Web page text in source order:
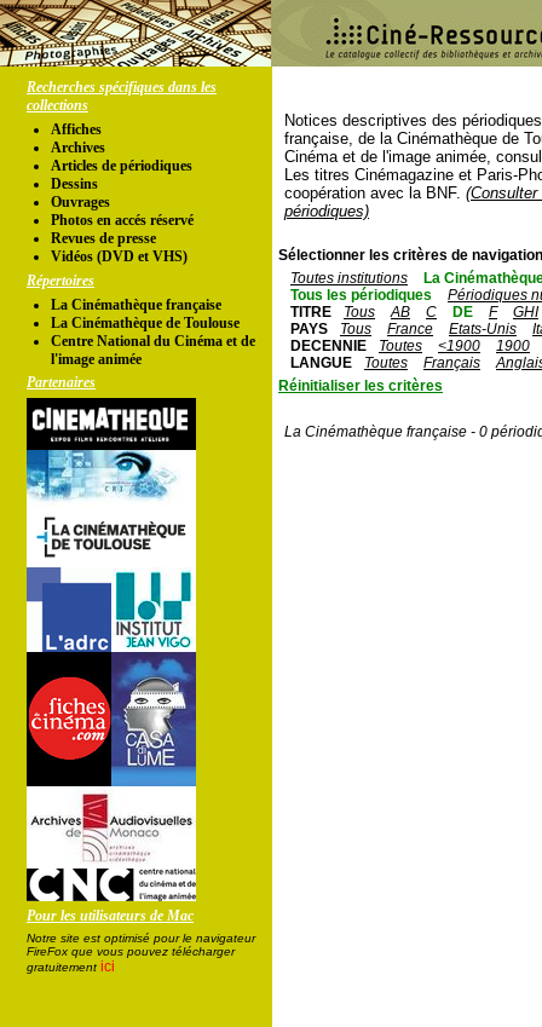
Recherches spécifiques dans les
collections
Affiches
Archives
Articles de périodiques
Dessins
Ouvrages
Photos en accés réservé
Revues de presse
Vidéos (DVD et VHS)
Répertoires
La Cinémathèque française
La Cinémathèque de Toulouse
Centre National du Cinéma et de
l'image animée
Partenaires
Pour les utilisateurs de Mac
Notre site est optimisé pour le navigateur
FireFox que vous pouvez télécharger
gratuitement ici
Notices descriptives des
française, de la Cinémathèque de
Cinéma et de l'image animée,
Les titres Cinémagazine et Paris-
coopération avec la BNF.
périodiques)
Sélectionner les critères de
Toutes institutions
La
Tous les périodiques
Périodiques
TITRE
Tous AB C DE F
GHI
PAYS
Tous France Etats-Unis
DECENNIE
Toutes <1900
1900
LANGUE
Toutes Français
Réinitialiser les critères
La Cinémathèque française - 0